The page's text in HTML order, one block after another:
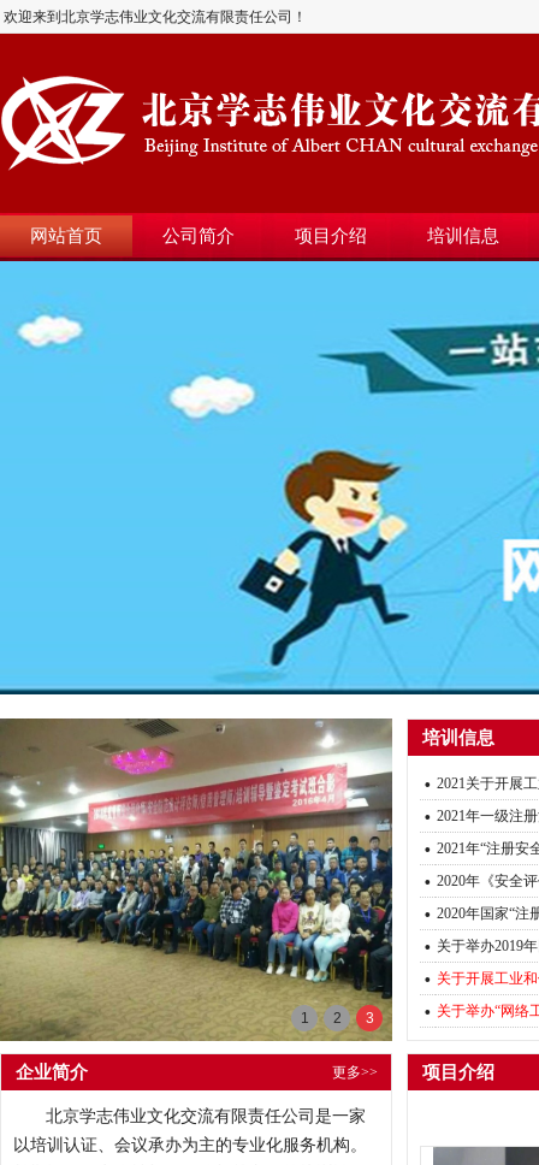
欢迎来到北京学志伟业文化交流有限责任公司！
网站首页 公司简介 项目介绍 培训信息
1 2 3
培训信息
· 2021关于开展
· 2021年一级注
· 2021年“注册安
· 2020年《安全
· 2020年国家“注
· 关于举办2019
· 关于开展工业
· 关于举办“网络
企业简介 更多>>
北京学志伟业文化交流有限责任公司是一家
以培训认证、会议承办为主的专业化服务机构。
项目介绍